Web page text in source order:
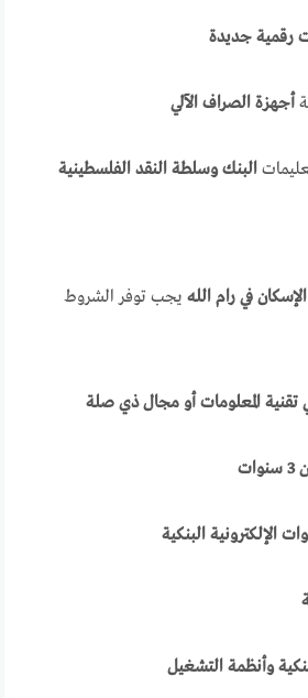
رقمية جديدة
أجهزة الصراف الآلي
البنك وسلطة النقد الفلسطينية
في رام الله يجب توفر الشروط
تقنية المعلومات أو مجال ذي صلة
الإلكترونية البنكية
وأنظمة التشغيل